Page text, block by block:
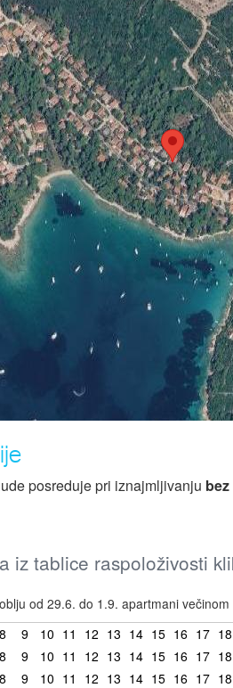
posreduje pri iznajmljivanju
iz tablice raspoloživosti
od 29.6. do 1.9. apartmani
8 9 10 11 12 13 14 15 16 17 18
8 9 10 11 12 13 14 15 16 17 18
8 9 10 11 12 13 14 15 16 17 18